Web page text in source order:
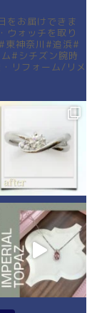
をお届けできま
ウォッチを取り
東神奈川#追浜#
#シチズン腕時
リフォーム/リメ